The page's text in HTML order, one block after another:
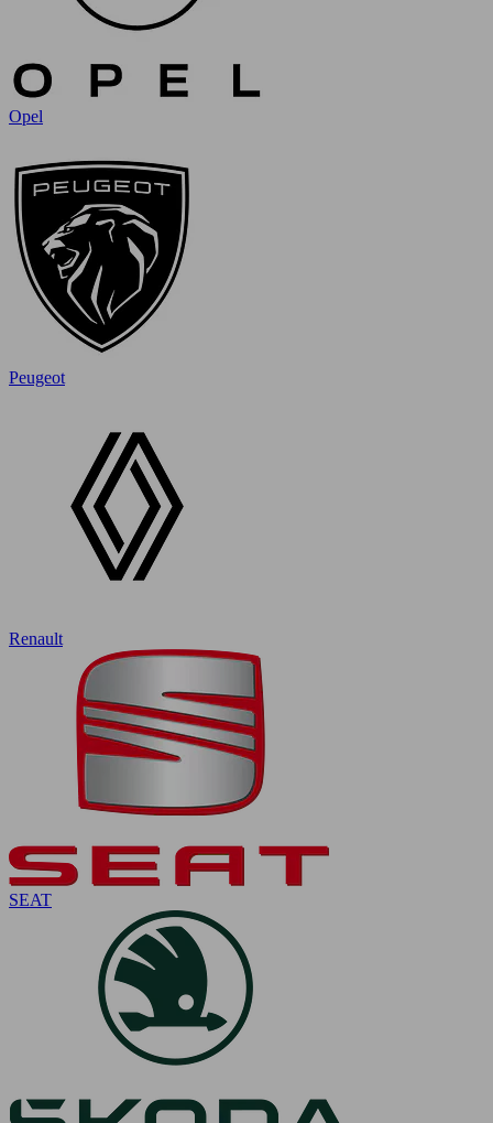
Opel
Peugeot
Renault
SEAT